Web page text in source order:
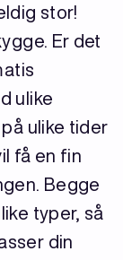
stor!
Er det
ulike
ulike tider
få en fin
Begge
typer, så
din